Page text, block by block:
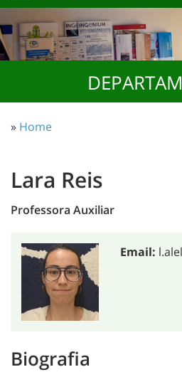
» Home
Lara Reis
Professora Auxiliar
Email:
Biografia